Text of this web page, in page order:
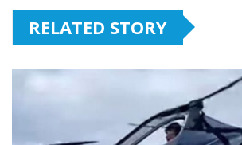
RELATED STORY